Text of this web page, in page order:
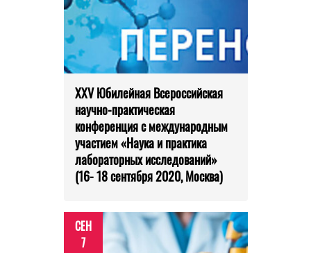
XXV Юбилейная Всероссийская
научно-практическая
конференция с международным
участием «Наука и практика
лабораторных исследований»
(16- 18 сентября 2020, Москва)
СЕН
7